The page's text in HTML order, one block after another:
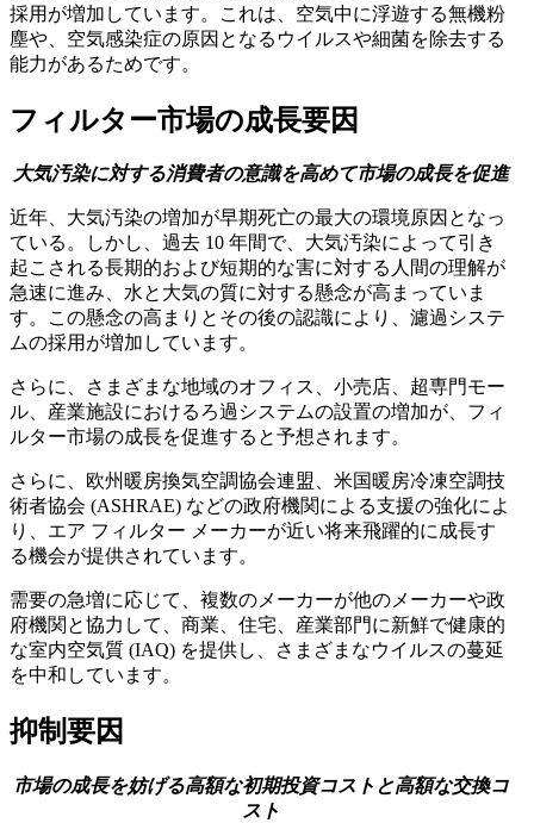
採用が増加しています。これは、空気中に浮遊する無機粉
塵や、空気感染症の原因となるウイルスや細菌を除去する
能力があるためです。
フィルター市場の成長要因
大気汚染に対する消費者の意識を高めて市場の成長を促進
近年、大気汚染の増加が早期死亡の最大の環境原因となっ
ている。しかし、過去 10 年間で、大気汚染によって引き
起こされる長期的および短期的な害に対する人間の理解が
急速に進み、水と大気の質に対する懸念が高まっていま
す。この懸念の高まりとその後の認識により、濾過システ
ムの採用が増加しています。
さらに、さまざまな地域のオフィス、小売店、超専門モー
ル、産業施設におけるろ過システムの設置の増加が、フィ
ルター市場の成長を促進すると予想されます。
さらに、欧州暖房換気空調協会連盟、米国暖房冷凍空調技
術者協会 (ASHRAE) などの政府機関による支援の強化によ
り、エア フィルター メーカーが近い将来飛躍的に成長す
る機会が提供されています。
需要の急増に応じて、複数のメーカーが他のメーカーや政
府機関と協力して、商業、住宅、産業部門に新鮮で健康的
な室内空気質 (IAQ) を提供し、さまざまなウイルスの蔓延
を中和しています。
抑制要因
市場の成長を妨げる高額な初期投資コストと高額な交換コ
スト